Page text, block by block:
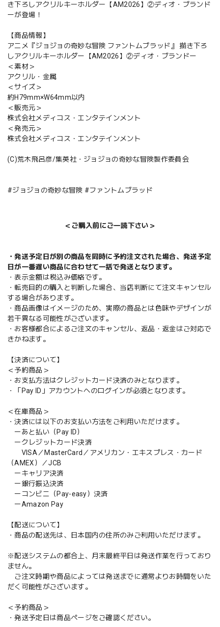
き下ろしアクリルキーホルダー【AM2026】②ディオ・ブランド
ーが登場！
【商品情報】
アニメ『ジョジョの奇妙な冒険 ファントムブラッド』 描き下ろ
しアクリルキーホルダー【AM2026】②ディオ・ブランドー
＜素材＞
アクリル・金属
＜サイズ＞
約H79mm×W64mm以内
＜販売元＞
株式会社メディコス・エンタテインメント
＜発売元＞
株式会社メディコス・エンタテインメント
(C)荒木飛呂彦/集英社・ジョジョの奇妙な冒険製作委員会
#ジョジョの奇妙な冒険 #ファントムブラッド
＜ご購入前にご一読下さい＞
・発送予定日が別の商品を同時に予約注文された場合、発送予定
日が一番遅い商品に合わせて一括で発送となります。
・表示金額は税込み価格です。
・転売目的の購入と判断した場合、当店判断にて注文キャンセル
する場合があります。
・商品画像はイメージのため、実際の商品とは色味やデザインが
若干異なる可能性がございます。
・お客様都合によるご注文のキャンセル、返品・返金はご対応で
きかねます。
【決済について】
＜予約商品＞
・お支払方法はクレジットカード決済のみとなります。
・「Pay ID」アカウントへのログインが必須となります。
＜在庫商品＞
・決済には以下のお支払い方法をご利用いただけます。
ーあと払い（Pay ID）
ークレジットカード決済
VISA／MasterCard／アメリカン・エキスプレス・カード
（AMEX）／JCB
ーキャリア決済
ー銀行振込決済
ーコンビニ（Pay-easy）決済
ーAmazon Pay
【配送について】
・商品の配送先は、日本国内の住所のみご利用いただけます。
※配送システムの都合上、月末最終平日は発送作業を行っており
ません。
ご注文時期や商品によっては発送までに通常よりお時間をいた
だく可能性がございます。
＜予約商品＞
・発送予定日は商品ページをご確認ください。